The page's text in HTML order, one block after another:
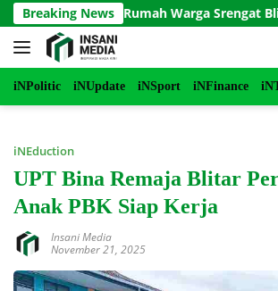
Langsung
ke
konten
Breaking News
Rumah Warga Srengat Blitar Ikut
iNPolitic iNUpdate iNSport iNFinance
iNEduction
UPT Bina Remaja Blitar
Anak PBK Siap Kerja
Insani Media
November 21, 2025